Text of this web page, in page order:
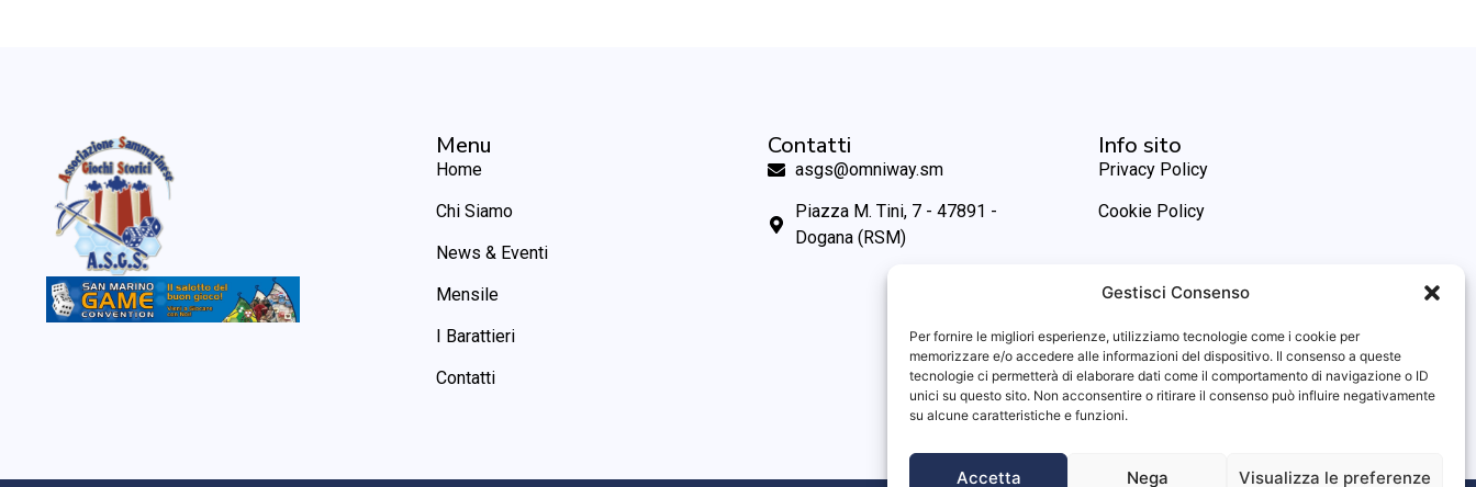
Gestisci Consenso
Per fornire le migliori esperienze, utilizziamo tecnologie come i cookie per
memorizzare e/o accedere alle informazioni del dispositivo. Il consenso a queste
tecnologie ci permetterà di elaborare dati come il comportamento di navigazione o ID
unici su questo sito. Non acconsentire o ritirare il consenso può influire negativamente
su alcune caratteristiche e funzioni.
Accetta Nega Visualizza le preferenze
Menu
Home
Chi Siamo
News & Eventi
Mensile
I Barattieri
Contatti
Contatti
asgs@omniway.sm
Piazza M. Tini, 7 - 47891 -
Dogana (RSM)
Info sito
Privacy Policy
Cookie Policy